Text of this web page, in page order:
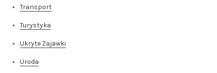
Transport
Turystyka
Ukryte Zajawki
Uroda